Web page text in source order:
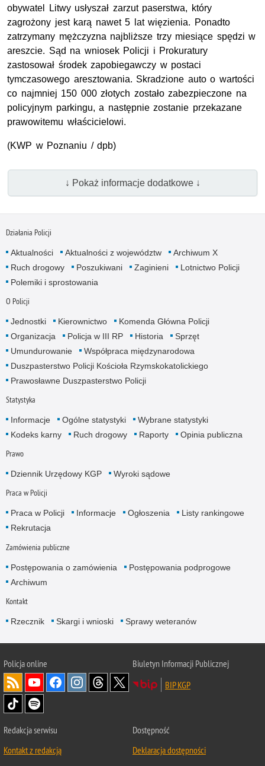
obywatel Litwy usłyszał zarzut paserstwa, który
zagrożony jest karą nawet 5 lat więzienia. Ponadto
zatrzymany mężczyzna najbliższe trzy miesiące spędzi w
areszcie. Sąd na wniosek Policji i Prokuratury
zastosował środek zapobiegawczy w postaci
tymczasowego aresztowania. Skradzione auto o wartości
co najmniej 150 000 złotych zostało zabezpieczone na
policyjnym parkingu, a następnie zostanie przekazane
prawowitemu właścicielowi.
(KWP w Poznaniu / dpb)
↓ Pokaż informacje dodatkowe ↓
Działania Policji
Aktualności Aktualności z województw
Archiwum X
Ruch drogowy
Poszukiwani Zaginieni
Lotnictwo Policji
Polemiki i sprostowania
O Policji
Jednostki Kierownictwo
Komenda Główna Policji
Organizacja
Policja w III RP Historia
Sprzęt
Umundurowanie
Współpraca międzynarodowa
Duszpasterstwo Policji Kościoła Rzymskokatolickiego
Prawosławne Duszpasterstwo Policji
Statystyka
Informacje Ogólne statystyki
Wybrane statystyki
Kodeks karny
Ruch drogowy Raporty Opinia publiczna
Prawo
Dziennik Urzędowy KGP Wyroki sądowe
Praca w Policji
Praca w Policji Informacje Ogłoszenia
Listy rankingowe
Rekrutacja
Zamówienia publiczne
Postępowania o zamówienia
Postępowania podprogowe
Archiwum
Kontakt
Rzecznik Skargi i wnioski Sprawy weteranów
Policjaonline
Biuletyn Informacji Publicznej
BIP KGP
Redakcja serwisu
Kontakt z redakcją
Dostępność
Deklaracja dostępności